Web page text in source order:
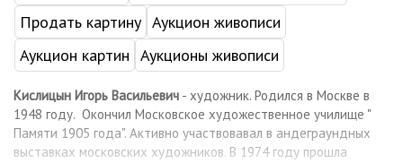
Продать картину Аукцион живописи
Аукцион картин Аукционы живописи
Кислицын Игорь Васильевич - художник. Родился в Москве в
1948 году. Окончил Московское художественное училище "
Памяти 1905 года". Активно участвовавал в андеграундных
выставках московских художников. В 1974 году прошла